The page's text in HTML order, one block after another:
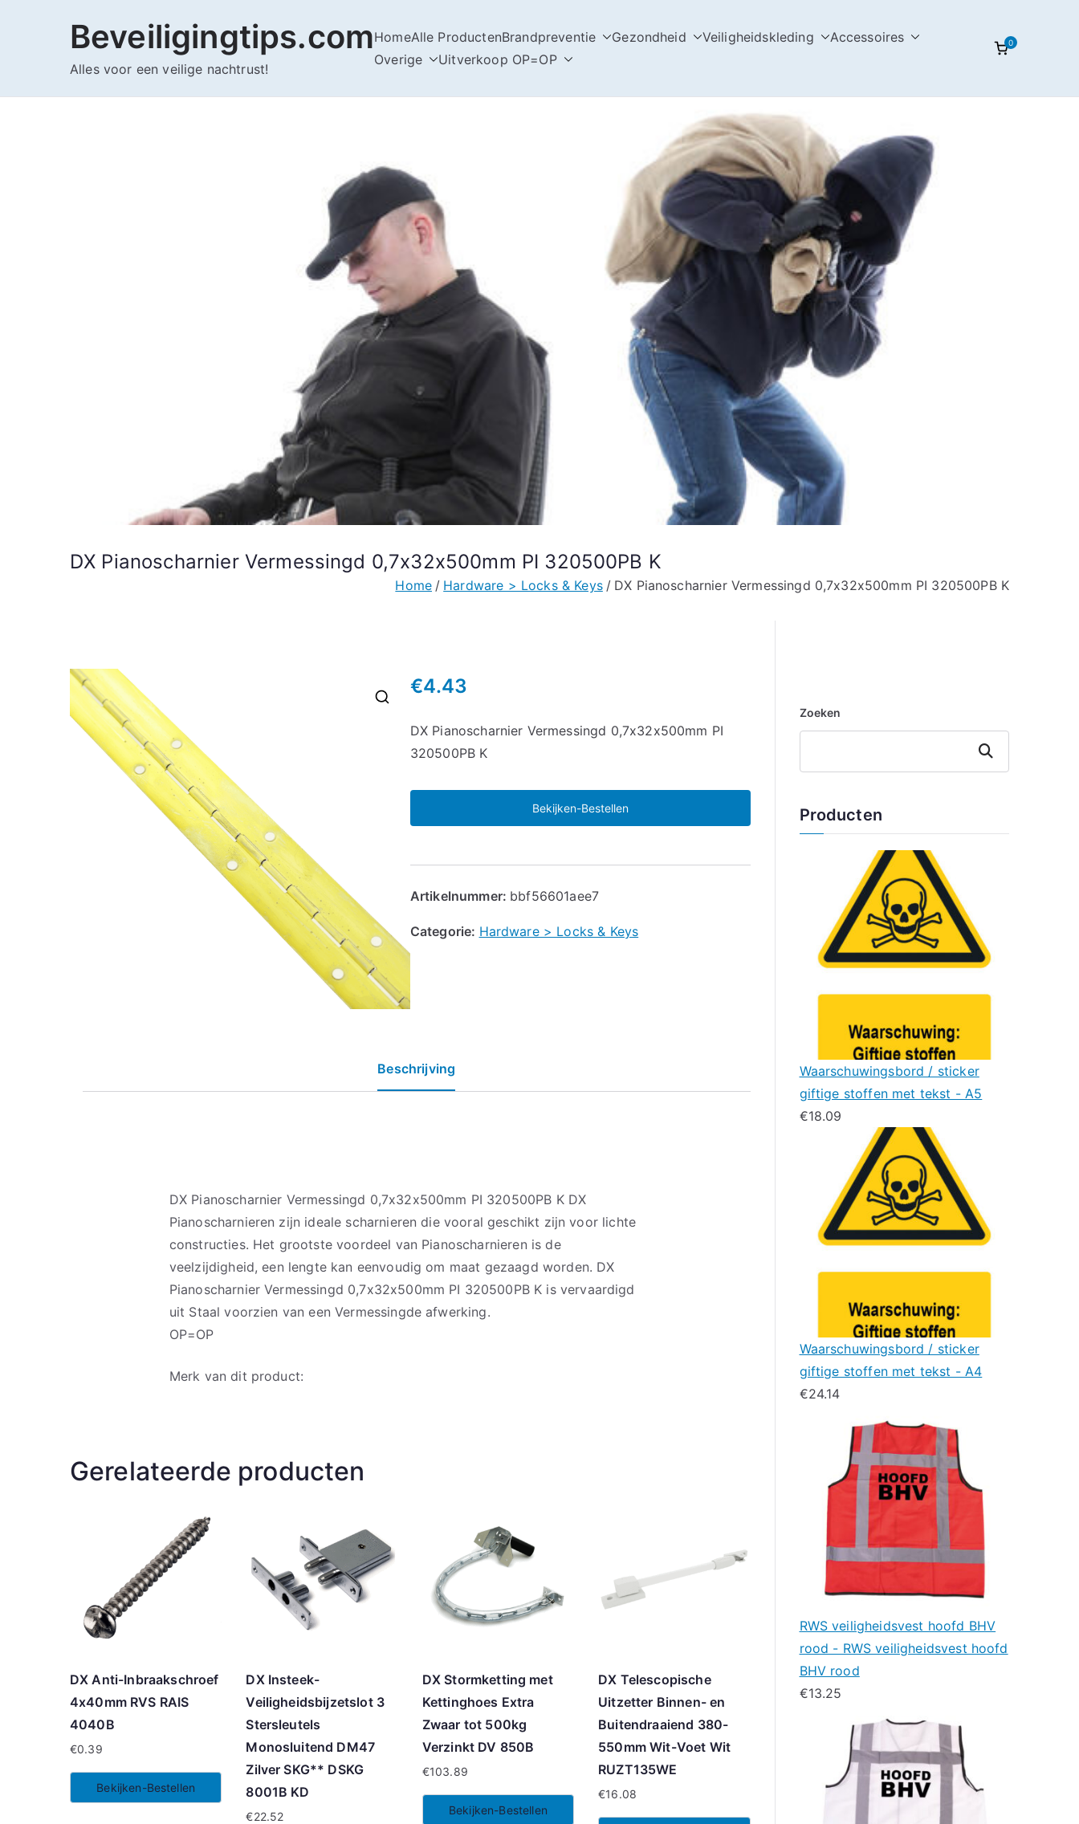
Beveiligingtips.com
Alles voor een veilige nachtrust!
HomeAlle ProductenBrandpreventie Gezondheid Veiligheidskleding
Accessoires
Overige
Uitverkoop OP=OP
0
DX Pianoscharnier Vermessingd 0,7x32x500mm PI 320500PB K
Home Hardware > Locks & Keys DX Pianoscharnier Vermessingd 0,7x32x500mm PI 320500PB K
€4.43
DX Pianoscharnier Vermessingd 0,7x32x500mm PI
320500PB K
Bekijken-Bestellen
Artikelnummer: bbf56601aee7
Categorie: Hardware > Locks & Keys
Beschrijving
DX Pianoscharnier Vermessingd 0,7x32x500mm PI 320500PB K DX
Pianoscharnieren zijn ideale scharnieren die vooral geschikt zijn voor lichte
constructies. Het grootste voordeel van Pianoscharnieren is de
veelzijdigheid, een lengte kan eenvoudig om maat gezaagd worden. DX
Pianoscharnier Vermessingd 0,7x32x500mm PI 320500PB K is vervaardigd
uit Staal voorzien van een Vermessingde afwerking.
OP=OP
Merk van dit product:
Gerelateerde producten
DX Anti-Inbraakschroef
4x40mm RVS RAIS
4040B
€0.39
Bekijken-Bestellen
DX Insteek-
Veiligheidsbijzetslot 3
Stersleutels
Monosluitend DM47
Zilver SKG** DSKG
8001B KD
€22.52
DX Stormketting met
Kettinghoes Extra
Zwaar tot 500kg
Verzinkt DV 850B
€103.89
Bekijken-Bestellen
DX Telescopische
Uitzetter Binnen- en
Buitendraaiend 380-
550mm Wit-Voet Wit
RUZT135WE
€16.08
Zoeken
Zoeken
Producten
Waarschuwingsbord / sticker
giftige stoffen met tekst - A5
€18.09
Waarschuwingsbord / sticker
giftige stoffen met tekst - A4
€24.14
RWS veiligheidsvest hoofd BHV
rood - RWS veiligheidsvest hoofd
BHV rood
€13.25